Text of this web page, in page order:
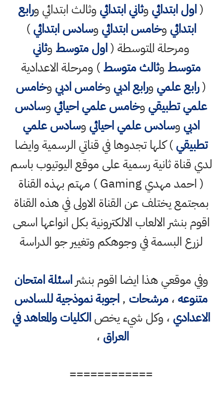
(اول ابتدائي وثاني ابتدائي وثالث ابتدائي ورابع
ابتدائي وخامس ابتدائي وسادس ابتدائي)
ومرحلة المتوسطة (اول متوسط وثاني
متوسط وثالث متوسط) ومرحلة الاعدادية
(رابع علمي ورابع ادبي وخامس ادبي وخامس
علمي تطبيقي وخامس علمي احيائي وسادس
ادبي وسادس علمي احيائي وسادس علمي
تطبيقي) كلها تجدوها في قناتي الرسمية وايضا
لدي قناة ثانية رسمية على موقع اليوتيوب باسم
( احمد مهدي Gaming ) مهتم بهذه القناة
بمجتمع يختلف عن القناة الاولى في هذه القناة
اقوم بنشر الالعاب الالكترونية بكل انواعها اسعى
لزرع البسمة في وجوهكم وتغيير جو الدراسة
وفي موقعي هذا ايضا اقوم بنشراسئلة امتحان
متنوعه،مرشحات ,اجوبة نموذجية للسادس
الاعدادي ، وكل شيء يخصالكليات والمعاهد في
العراق ،
============